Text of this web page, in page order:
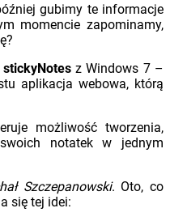
gubimy te informacje
momencie zapominamy,
stickyNotesz Windows 7 –
aplikacja webowa, którą
możliwość tworzenia,
notatek w jednym
Szczepanowski. Oto, co
się tej idei: